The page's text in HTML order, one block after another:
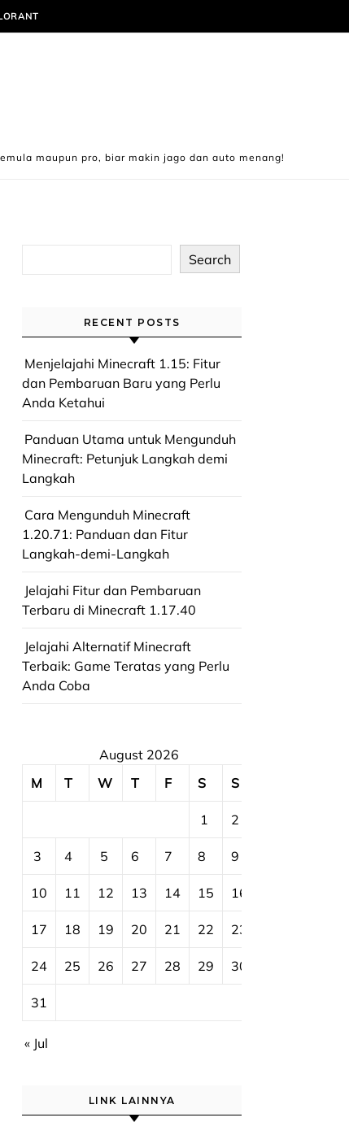
maupun pro, biar makin jago dan auto menang!
Search
RECENT POSTS
Menjelajahi Minecraft 1.15: Fitur
dan Pembaruan Baru yang Perlu
Anda Ketahui
Panduan Utama untuk Mengunduh
Minecraft: Petunjuk Langkah demi
Langkah
Cara Mengunduh Minecraft
1.20.71: Panduan dan Fitur
Langkah-demi-Langkah
Jelajahi Fitur dan Pembaruan
Terbaru di Minecraft 1.17.40
Jelajahi Alternatif Minecraft
Terbaik: Game Teratas yang Perlu
Anda Coba
August 2026
M
T W T F S S
1 2
3 4 5 6 7 8 9
10 11 12 13 14 15 16
17 18 19 20 21 22 23
24 25 26 27 28 29 30
31
« Jul
LINK LAINNYA